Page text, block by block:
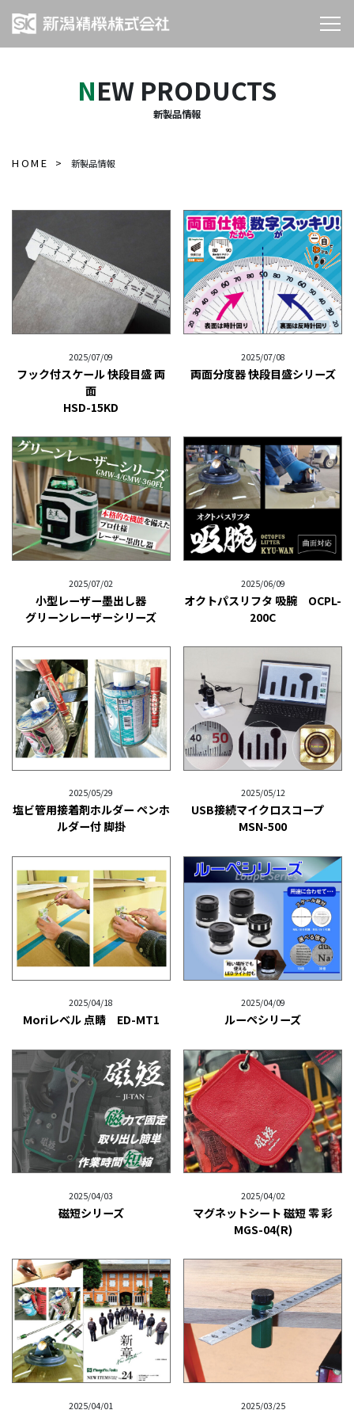
NEW PRODUCTS
新製品情報
HOME 新製品情報
2025/07/09
フック付スケール 快段目盛 両
面
HSD-15KD
2025/07/08
両面分度器 快段目盛シリーズ
2025/07/02
小型レーザー墨出し器
グリーンレーザーシリーズ
2025/06/09
オクトパスリフタ 吸腕 OCPL-
200C
2025/05/29
塩ビ管用接着剤ホルダー ペンホ
ルダー付 脚掛
2025/05/12
USB接続マイクロスコープ
MSN-500
2025/04/18
Moriレベル 点睛 ED-MT1
2025/04/09
ルーペシリーズ
2025/04/03
磁短シリーズ
2025/04/02
マグネットシート 磁短 零 彩
MGS-04(R)
2025/04/01 2025/03/25